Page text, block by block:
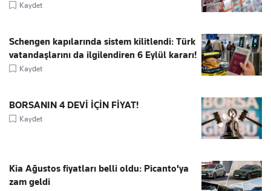
Kaydet
Schengen kapılarında sistem kilitlendi: Türk
vatandaşlarını da ilgilendiren 6 Eylül kararı!
Kaydet
BORSANIN 4 DEVİ İÇİN FİYAT!
Kaydet
Kia Ağustos fiyatları belli oldu: Picanto'ya
zam geldi